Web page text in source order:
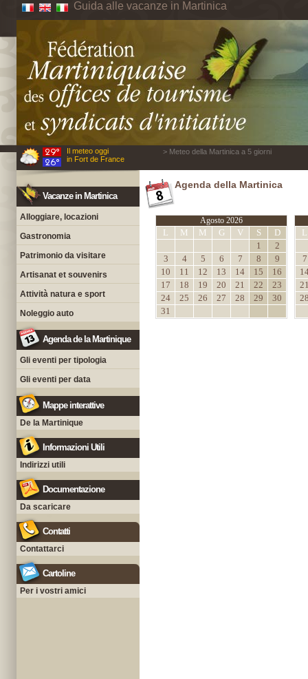
Guida alle vacanze in Martinica
Il meteo oggi
in Fort de France
> Meteo della Martinica a 5 giorni
Vacanze in Martinica
Alloggiare, locazioni
Gastronomia
Patrimonio da visitare
Artisanat et souvenirs
Attività natura e sport
Noleggio auto
Agenda de la Martinique
Gli eventi per tipologia
Gli eventi per data
Mappe interattive
De la Martinique
Informazioni Utili
Indirizzi utili
Documentazione
Da scaricare
Contatti
Contattarci
Cartoline
Per i vostri amici
Agenda della Martinica
Agosto 2026
L M M G V S
D
1
2
3
4 5 6 7 8
9
10
11 12 13 14 15
16
17
18 19 20 21 22
23
24
25 26 27 28 29
30
31
L
7